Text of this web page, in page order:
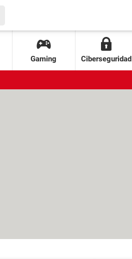
Gaming Ciberseguridad